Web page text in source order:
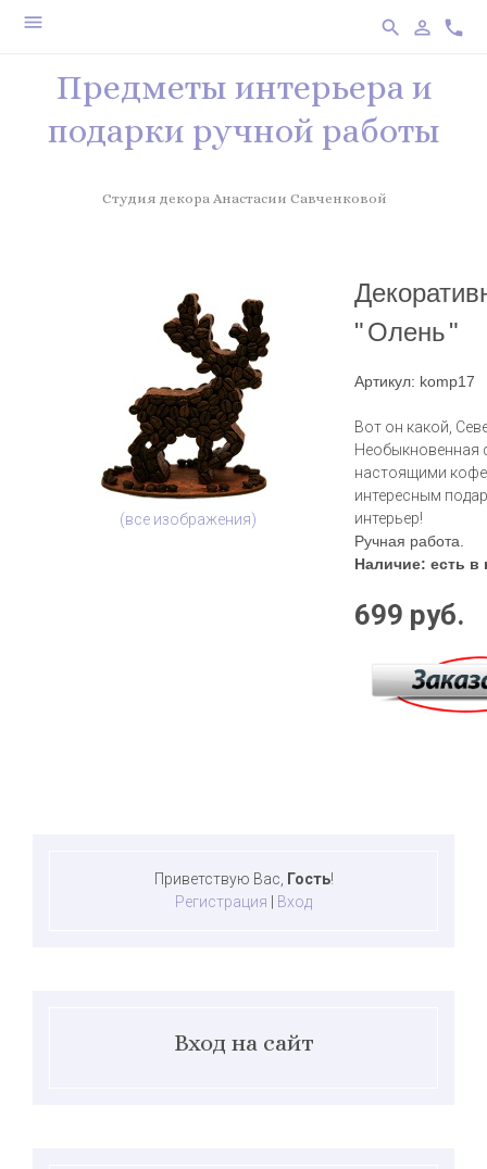
menu search person_outline phone
Предметы интерьера и
подарки ручной работы
Студия декора Анастасии Савченковой
(все изображения)
"Олень"
Артикул: komp17
Вот он какой,
Необыкновенная
настоящими
интересным
интерьер!
Ручная работа.
Наличие: есть в
699 руб.
Приветствую Вас Гость!
Регистрация
Вход
Вход на сайт